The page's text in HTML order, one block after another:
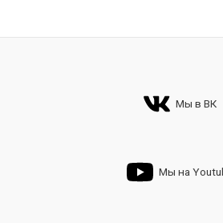
Мы в ВК
Мы на